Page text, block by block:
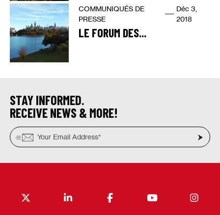
COMMUNIQUÉS DE
PRESSE
Déc 3,
2018
LE FORUM DES...
STAY INFORMED.
RECEIVE NEWS & MORE!